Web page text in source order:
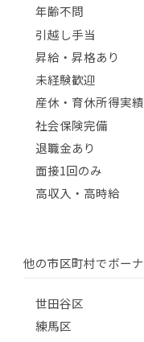
年齢不問
引越し手当
昇給・昇格あり
未経験歓迎
産休・育休所得実
社会保険完備
退職金あり
面接1回のみ
高収入・高時給
他の市区町村でボー
世田谷区
練馬区